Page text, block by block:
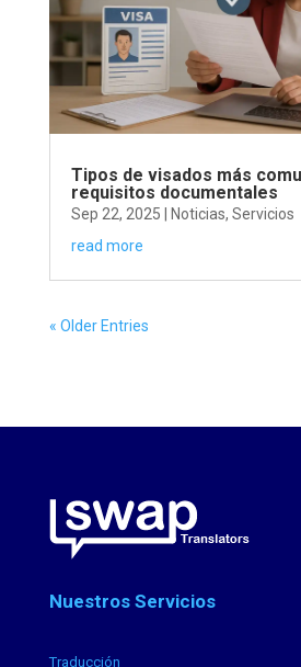
Tipos de visados más
requisitos documentales
Sep 22, 2025 Noticias, Servicios
read more
« Older Entries
Nuestros Servicios
Traducción